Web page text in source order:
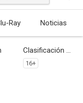
Ray Noticias
Clasificación por edades
16+